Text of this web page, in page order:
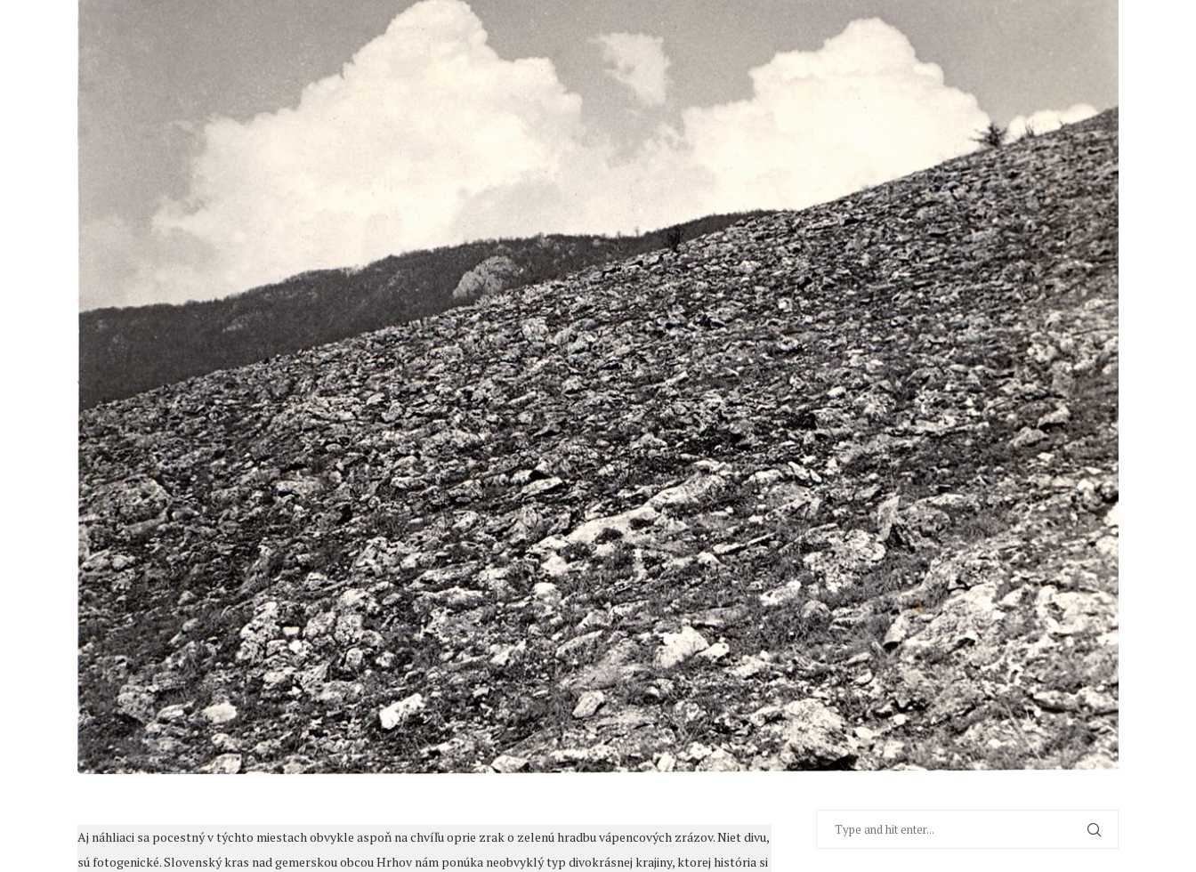
Aj náhliaci sa pocestný v týchto miestach obvykle aspoň na chvíľu oprie zrak o zelenú hradbu vápencových zrázov. Niet divu,
sú fotogenické. Slovenský kras nad gemerskou obcou Hrhov nám ponúka neobvyklý typ divokrásnej krajiny, ktorej história si